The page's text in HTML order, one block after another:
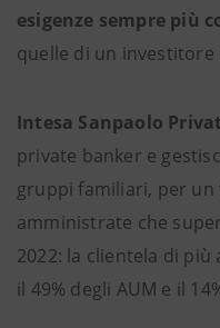
esigenze sempre più
quelle di un investitore
Intesa Sanpaolo
private banker e
gruppi familiari, per un
amministrate che
2022: la clientela di
il 49% degli AUM e il